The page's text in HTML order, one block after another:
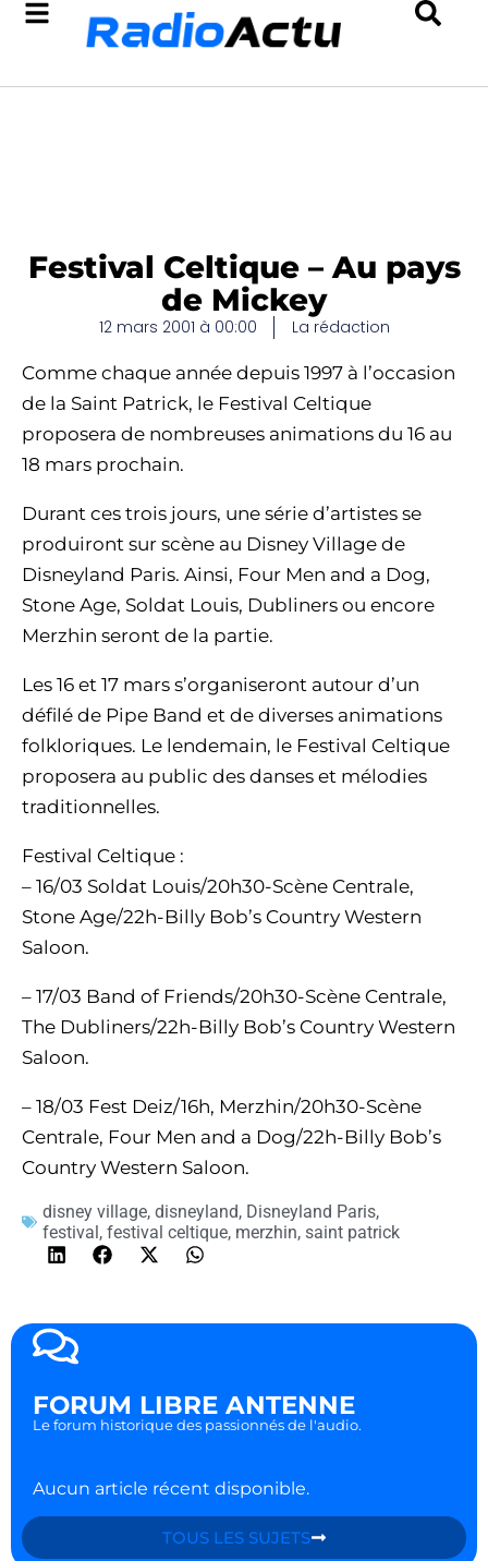
Festival Celtique – Au pays
de Mickey
12 mars 2001 à 00:00 La rédaction
Comme chaque année depuis 1997 à l’occasion
de la Saint Patrick, le Festival Celtique
proposera de nombreuses animations du 16 au
18 mars prochain.
Durant ces trois jours, une série d’artistes se
produiront sur scène au Disney Village de
Disneyland Paris. Ainsi, Four Men and a Dog,
Stone Age, Soldat Louis, Dubliners ou encore
Merzhin seront de la partie.
Les 16 et 17 mars s’organiseront autour d’un
défilé de Pipe Band et de diverses animations
folkloriques. Le lendemain, le Festival Celtique
proposera au public des danses et mélodies
traditionnelles.
Festival Celtique :
– 16/03 Soldat Louis/20h30-Scène Centrale,
Stone Age/22h-Billy Bob’s Country Western
Saloon.
– 17/03 Band of Friends/20h30-Scène Centrale,
The Dubliners/22h-Billy Bob’s Country Western
Saloon.
– 18/03 Fest Deiz/16h, Merzhin/20h30-Scène
Centrale, Four Men and a Dog/22h-Billy Bob’s
Country Western Saloon.
disney village, disneyland, Disneyland Paris,
festival, festival celtique, merzhin, saint patrick
FORUM LIBRE ANTENNE
Le forum historique des passionnés de l'audio.
Aucun article récent disponible.
TOUS LES SUJETS